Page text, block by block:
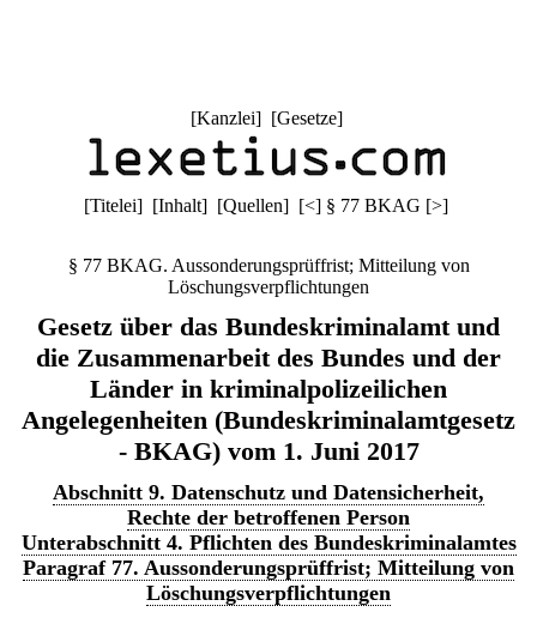
[Kanzlei] [Gesetze]
[Titelei] [Inhalt] [Quellen] [<] § 77 BKAG [>]
§ 77 BKAG. Aussonderungsprüffrist; Mitteilung von
Löschungsverpflichtungen
Gesetz über das Bundeskriminalamt und
die Zusammenarbeit des Bundes und der
Länder in kriminalpolizeilichen
Angelegenheiten (Bundeskriminalamtgesetz
- BKAG) vom 1. Juni 2017
Abschnitt 9. Datenschutz und Datensicherheit,
Rechte der betroffenen Person
Unterabschnitt 4. Pflichten des Bundeskriminalamtes
Paragraf 77. Aussonderungsprüffrist; Mitteilung von
Löschungsverpflichtungen